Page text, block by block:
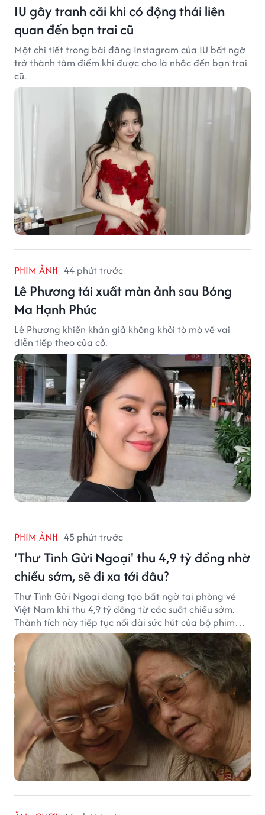
IU gây tranh cãi khi có động thái liên
quan đến bạn trai cũ
Một chi tiết trong bài đăng Instagram của IU bất ngờ
trở thành tâm điểm khi được cho là nhắc đến bạn trai
cũ.
PHIM ẢNH 44 phút trước
Lê Phương tái xuất màn ảnh sau Bóng
Ma Hạnh Phúc
Lê Phương khiến khán giả không khỏi tò mò về vai
diễn tiếp theo của cô.
PHIM ẢNH 45 phút trước
'Thư Tình Gửi Ngoại' thu 4,9 tỷ đồng nhờ
chiếu sớm, sẽ đi xa tới đâu?
Thư Tình Gửi Ngoại đang tạo bất ngờ tại phòng vé
Việt Nam khi thu 4,9 tỷ đồng từ các suất chiếu sớm.
Thành tích này tiếp tục nối dài sức hút của bộ phim
từng gây sốt với doanh thu hơn 7.300 tỷ đồng ở nước
ngoài.